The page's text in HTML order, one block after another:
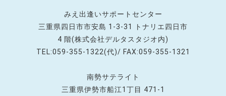
みえ出逢いサポートセンター
三重県四日市市安島 1-3-31 トナリエ四日市
4 階(株式会社デルタスタジオ内)
TEL:059-355-1322(代)/ FAX:059-355-1321
南勢サテライト
三重県伊勢市船江1丁目 471-1